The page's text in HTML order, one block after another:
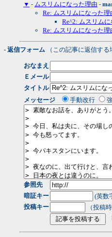
▼ - ムスリムになった理由 -
Re: ムスリムになった理
Re^2: ムスリム
Re: ムスリムになった理
- 返信フォーム （この記事に返信す
おなまえ
Ｅメール
タイトル
メッセージ
手動改行
参照先
暗証キー
(英数
投稿キー
（投稿時